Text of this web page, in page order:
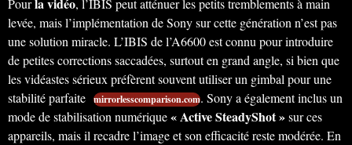
Pourla vidéo, l’IBIS peut atténuer les petits tremblements à main
levée, mais l’implémentation de Sony sur cette génération n’est pas
une solution miracle. L’IBIS de l’A6600 est connu pour introduire
de petites corrections saccadées, surtout en grand angle, si bien que
les vidéastes sérieux préfèrent souvent utiliser un gimbal pour une
stabilité parfaite mirrorlesscomparison.com. Sony a également inclus un
mode de stabilisation numérique« Active SteadyShot »sur ces
appareils, mais il recadre l’image et son efficacité reste modérée. En